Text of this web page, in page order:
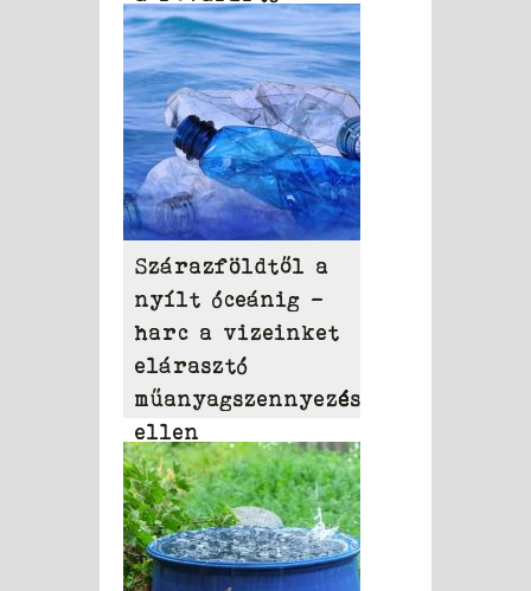
szerek
Szárazföldtől a
nyílt óceánig –
harc a vizeinket
elárasztó
műanyagszennyezés
ellen